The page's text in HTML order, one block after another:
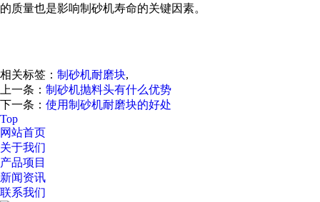
的质量也是影响制砂机寿命的关键因素。
相关标签： 制砂机耐磨块,
上一条： 制砂机抛料头有什么优势
下一条： 使用制砂机耐磨块的好处
Top
网站首页
关于我们
产品项目
新闻资讯
联系我们